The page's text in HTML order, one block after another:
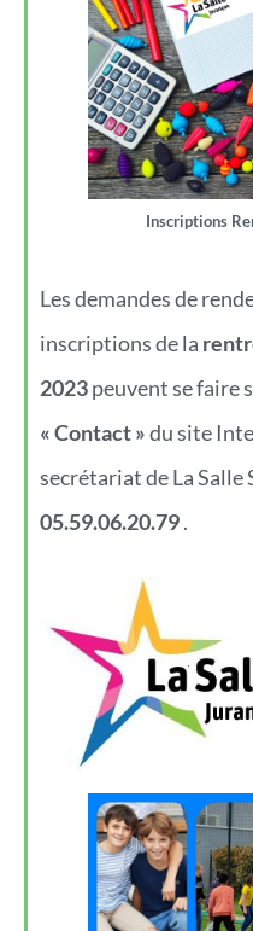
Inscriptions
Les demandes de
inscriptions de la
2023peuvent se faire
« Contact »du site
secrétariat de La Salle
05.59.06.20.79.